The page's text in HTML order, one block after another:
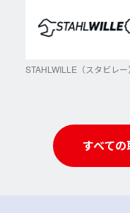
STAHLWILLE（スタビレー）
すべて